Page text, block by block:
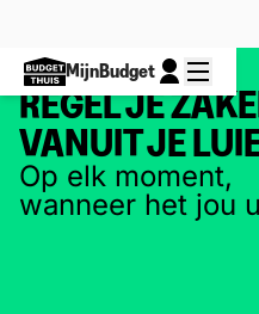
MijnBudget
REGEL JE
VANUIT JE
Op elk moment,
wanneer het jou